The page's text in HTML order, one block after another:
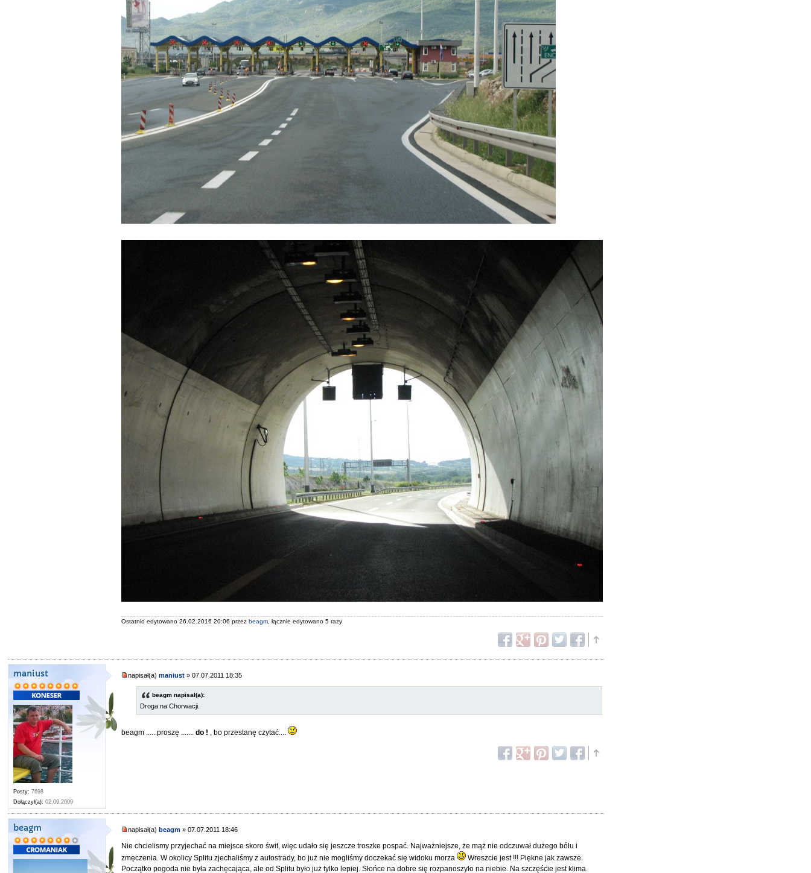
Ostatnio edytowano 26.02.2016 20:06 przezbeagm , łącznie edytowano 5 razy
maniust
Posty: 7698
Dołączył(a): 02.09.2009
napisał(a)maniust » 07.07.2011 18:35
beagm napisał(a):
Droga na Chorwacji.
beagm ......proszę .......do ! , bo przestanę czytać....
beagm napisał(a)beagm » 07.07.2011 18:46
Nie chcielismy przyjechać na miejsce skoro świt, więc udało się jeszcze troszke pospać. Najważniejsze, że mąż nie odczuwał dużego bólu i
zmęczenia. W okolicy Splitu zjechaliśmy z autostrady, bo już nie mogliśmy doczekać się widoku morza
Wreszcie jest !!! Piękne jak zawsze.
Początko pogoda nie była zachęcająca, ale od Splitu było już tylko lepiej. Słońce na dobre się rozpanoszyło na niebie. Na szczęście jest klima.